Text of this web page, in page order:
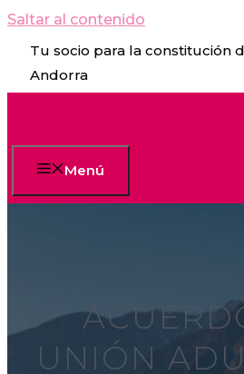
Saltar al contenido
Tu socio para la constitución
Andorra
Menú
UNIÓN